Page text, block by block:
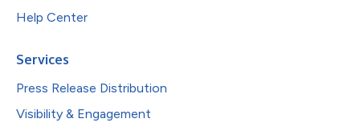
Help Center
Services
Press Release Distribution
Visibility & Engagement